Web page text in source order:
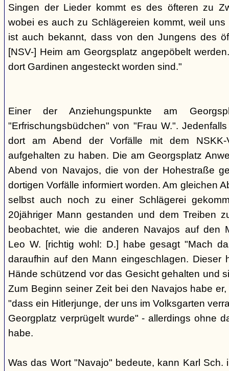
Singen der Lieder kommt es des öfteren zu
wobei es auch zu Schlägereien kommt, weil
ist auch bekannt, dass von den Jungens des
[NSV-] Heim am Georgsplatz angepöbelt
dort Gardinen angesteckt worden sind."
Einer der Anziehungspunkte am
"Erfrischungsbüdchen" von "Frau W.".
dort am Abend der Vorfälle mit dem NSKK-
aufgehalten zu haben. Die am Georgsplatz
Abend von Navajos, die von der Hohestraße
dortigen Vorfälle informiert worden. Am gleichen
selbst auch noch zu einer Schlägerei
20jähriger Mann gestanden und dem Treiben
beobachtet, wie die anderen Navajos auf den
Leo W. [richtig wohl: D.] habe gesagt "Mach
daraufhin auf den Mann eingeschlagen. Dieser
Hände schützend vor das Gesicht gehalten und
Zum Beginn seiner Zeit bei den Navajos habe
"dass ein Hitlerjunge, der uns im Volksgarten
Georgplatz verprügelt wurde" - allerdings ohne
habe.
Was das Wort "Navajo" bedeute, kann Karl Sch.